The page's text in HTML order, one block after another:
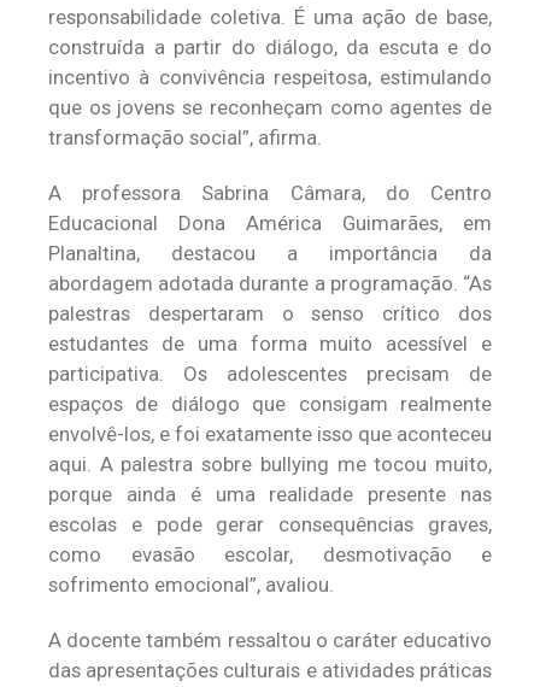
responsabilidade coletiva. É uma ação de base,
construída a partir do diálogo, da escuta e do
incentivo à convivência respeitosa, estimulando
que os jovens se reconheçam como agentes de
transformação social”, afirma.
A professora Sabrina Câmara, do Centro
Educacional Dona América Guimarães, em
Planaltina, destacou a importância da
abordagem adotada durante a programação. “As
palestras despertaram o senso crítico dos
estudantes de uma forma muito acessível e
participativa. Os adolescentes precisam de
espaços de diálogo que consigam realmente
envolvê-los, e foi exatamente isso que aconteceu
aqui. A palestra sobre bullying me tocou muito,
porque ainda é uma realidade presente nas
escolas e pode gerar consequências graves,
como evasão escolar, desmotivação e
sofrimento emocional”, avaliou.
A docente também ressaltou o caráter educativo
das apresentações culturais e atividades práticas